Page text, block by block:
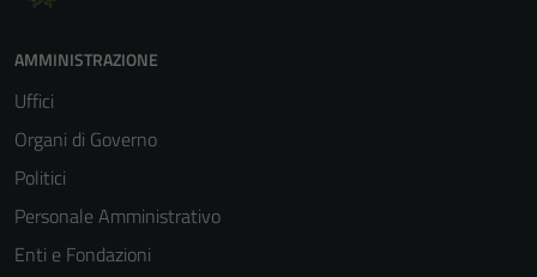
AMMINISTRAZIONE
Uffici
Organi di Governo
Politici
Personale Amministrativo
Enti e Fondazioni